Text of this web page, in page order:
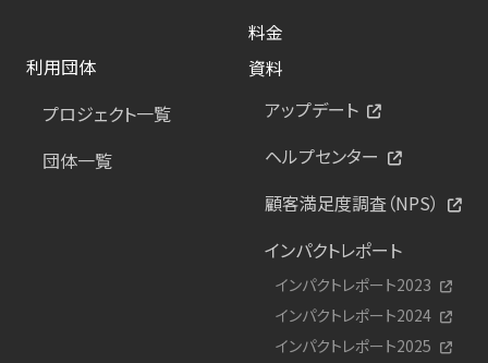
料金
利用団体
プロジェクト一覧
団体一覧
資料
アップデート
ヘルプセンター
顧客満足度調査（NPS）
インパクトレポート
インパクトレポート2023
インパクトレポート2024
インパクトレポート2025